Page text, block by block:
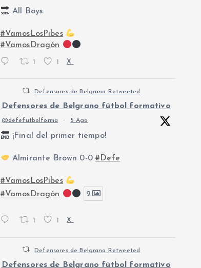
All Boys.
#VamosLosPibes
#VamosDragón
1 1 X
Defensores de Belgrano Retweeted
Defensores de Belgrano fútbol formativo
@defefutbolforma · 5 Ago
¡Final del primer tiempo!
Almirante Brown 0-0#Defe
#VamosLosPibes
#VamosDragón
2
1 1 X
Defensores de Belgrano Retweeted
Defensores de Belgrano fútbol formativo